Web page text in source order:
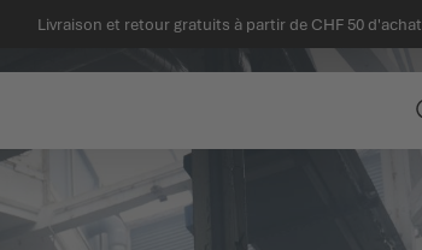
Livraison et retour gratuits à partir de CHF 50 d'achat